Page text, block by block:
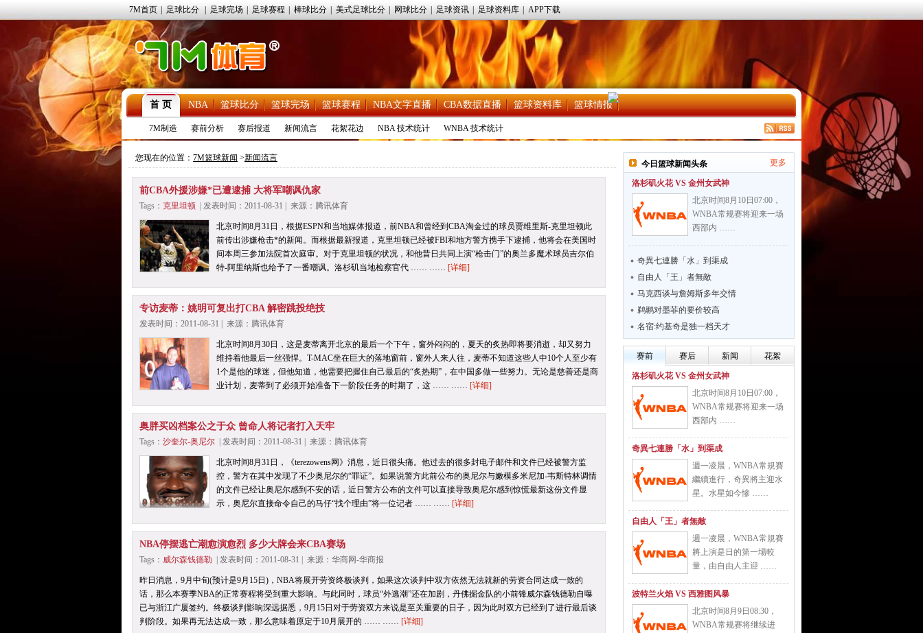
7M首页 足球比分 足球完场 足球赛程 棒球比分 美式足球比分 网球比分 足球资讯 足球资料库 APP下载
首 页 NBA 篮球比分 篮球完场 篮球赛程 NBA文字直播 CBA数据直播 篮球资料库 篮球情报
7M制造 赛前分析 赛后报道 新闻流言 花絮花边 NBA 技术统计 WNBA 技术统计
您现在的位置： 7M篮球新闻 >新闻流言
前CBA外援涉嫌*已遭逮捕 大将军嘲讽仇家
Tags： 克里坦顿 | 发表时间：2011-08-31 | 来源：腾讯体育
北京时间8月31日，根据ESPN和当地媒体报道，前NBA和曾经到CBA淘金过的球员贾维里斯-克里坦顿此
前传出涉嫌枪击*的新闻。而根据最新报道，克里坦顿已经被FBI和地方警方携手下逮捕，他将会在美国时
间本周三参加法院首次庭审。对于克里坦顿的状况，和他昔日共同上演“枪击门”的奥兰多魔术球员吉尔伯
特-阿里纳斯也给予了一番嘲讽。洛杉矶当地检察官代 …… …… [详细]
专访麦蒂：姚明可复出打CBA 解密跳投绝技
发表时间：2011-08-31 | 来源：腾讯体育
北京时间8月30日，这是麦蒂离开北京的最后一个下午，窗外闷闷的，夏天的炙热即将要消逝，却又努力
维持着他最后一丝强悍。T-MAC坐在巨大的落地窗前，窗外人来人往，麦蒂不知道这些人中10个人至少有
1个是他的球迷，但他知道，他需要把握住自己最后的“炙热期”，在中国多做一些努力。无论是慈善还是商
业计划，麦蒂到了必须开始准备下一阶段任务的时期了，这 …… …… [详细]
奥胖买凶档案公之于众 曾命人将记者打入天牢
Tags： 沙奎尔-奥尼尔 | 发表时间：2011-08-31 | 来源：腾讯体育
北京时间8月31日，《terezowens网》消息，近日很头痛。他过去的很多封电子邮件和文件已经被警方监
控，警方在其中发现了不少奥尼尔的“罪证”。如果说警方此前公布的奥尼尔与嫩模多米尼加-韦斯特林调情
的文件已经让奥尼尔感到不安的话，近日警方公布的文件可以直接导致奥尼尔感到惊慌最新这份文件显
示，奥尼尔直接命令自己的马仔“找个理由”将一位记者 …… …… [详细]
NBA停摆逃亡潮愈演愈烈 多少大牌会来CBA赛场
Tags： 威尔森钱德勒 | 发表时间：2011-08-31 | 来源：华商网-华商报
昨日消息，9月中旬(预计是9月15日)，NBA将展开劳资终极谈判，如果这次谈判中双方依然无法就新的劳资合同达成一致的
话，那么本赛季NBA的正常赛程将受到重大影响。与此同时，球员“外逃潮”还在加剧，丹佛掘金队的小前锋威尔森钱德勒自曝
已与浙江广厦签约。终极谈判影响深远据悉，9月15日对于劳资双方来说是至关重要的日子，因为此时双方已经到了进行最后谈
判阶段。如果再无法达成一致，那么意味着原定于10月展开的 …… …… [详细]
今日篮球新闻头条 更多
洛杉矶火花 VS 金州女武神
北京时间8月10日07:00，
WNBA常规赛将迎来一场
西部内 ……
奇異七連勝「水」到渠成
自由人「王」者無敵
马克西谈与詹姆斯多年交情
鹈鹕对墨菲的要价较高
名宿:约基奇是独一档天才
赛前 赛后 新闻 花絮
洛杉矶火花 VS 金州女武神
北京时间8月10日07:00，
WNBA常规赛将迎来一场
西部内 ……
奇異七連勝「水」到渠成
週一凌晨，WNBA常規賽
繼續進行，奇異將主迎水
星。水星如今慘 ……
自由人「王」者無敵
週一凌晨，WNBA常規賽
將上演是日的第一場較
量，由自由人主迎 ……
波特兰火焰 VS 西雅图风暴
北京时间8月9日08:30，
WNBA常规赛将继续进